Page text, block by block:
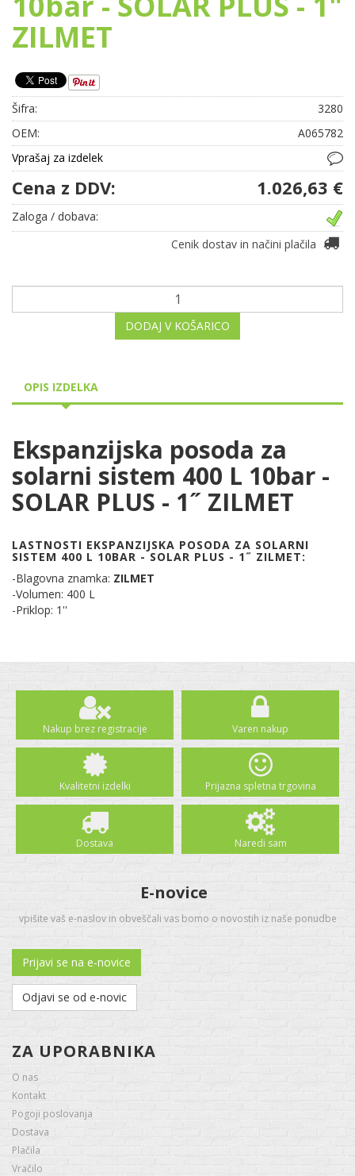
ZILMET
Šifra:
3280
OEM:
A065782
Vprašaj za izdelek
Cena z DDV: 1.026,63 €
Zaloga / dobava:
Cenik dostav in načini plačila
DODAJ V KOŠARICO
OPIS IZDELKA
Ekspanzijska posoda za
solarni sistem 400 L 10bar -
SOLAR PLUS - 1˝ ZILMET
LASTNOSTI EKSPANZIJSKA POSODA ZA SOLARNI
SISTEM 400 L 10BAR - SOLAR PLUS - 1˝ ZILMET:
-Blagovna znamka: ZILMET
-Volumen: 400 L
-Priklop: 1''
Nakup brez registracije Varen nakup
Kvalitetni izdelki Prijazna spletna trgovina
Dostava Naredi sam
E-novice
vpišite vaš e-naslov in obveščali vas bomo o novostih iz naše ponudbe
Prijavi se na e-novice
Odjavi se od e-novic
ZA UPORABNIKA
O nas
Kontakt
Pogoji poslovanja
Dostava
Plačila
Vračilo